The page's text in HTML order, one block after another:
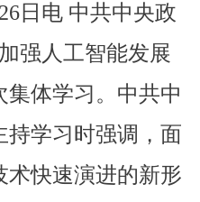
电 中共中央政
强人工智能发展
体学习。中共中
持学习时强调，面
术快速演进的新形